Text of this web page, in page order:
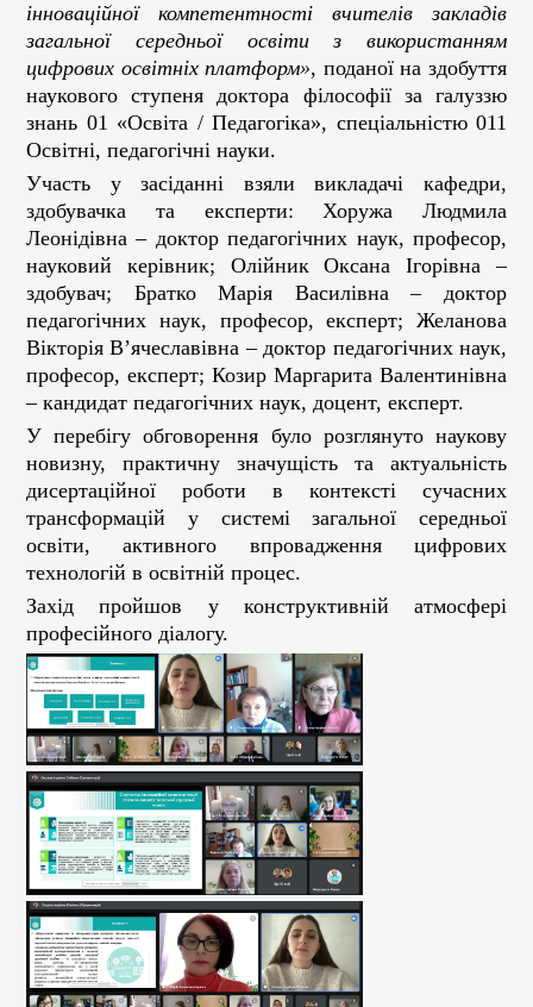
інноваційної компетентності вчителів закладів
загальної середньої освіти з використанням
цифрових освітніх платформ», поданої на здобуття
наукового ступеня доктора філософії за галуззю
знань 01 «Освіта / Педагогіка», спеціальністю 011
Освітні, педагогічні науки.
Участь у засіданні взяли викладачі кафедри,
здобувачка та експерти: Хоружа Людмила
Леонідівна – доктор педагогічних наук, професор,
науковий керівник; Олійник Оксана Ігорівна –
здобувач; Братко Марія Василівна – доктор
педагогічних наук, професор, експерт; Желанова
Вікторія В’ячеславівна – доктор педагогічних наук,
професор, експерт; Козир Маргарита Валентинівна
– кандидат педагогічних наук, доцент, експерт.
У перебігу обговорення було розглянуто наукову
новизну, практичну значущість та актуальність
дисертаційної роботи в контексті сучасних
трансформацій у системі загальної середньої
освіти, активного впровадження цифрових
технологій в освітній процес.
Захід пройшов у конструктивній атмосфері
професійного діалогу.